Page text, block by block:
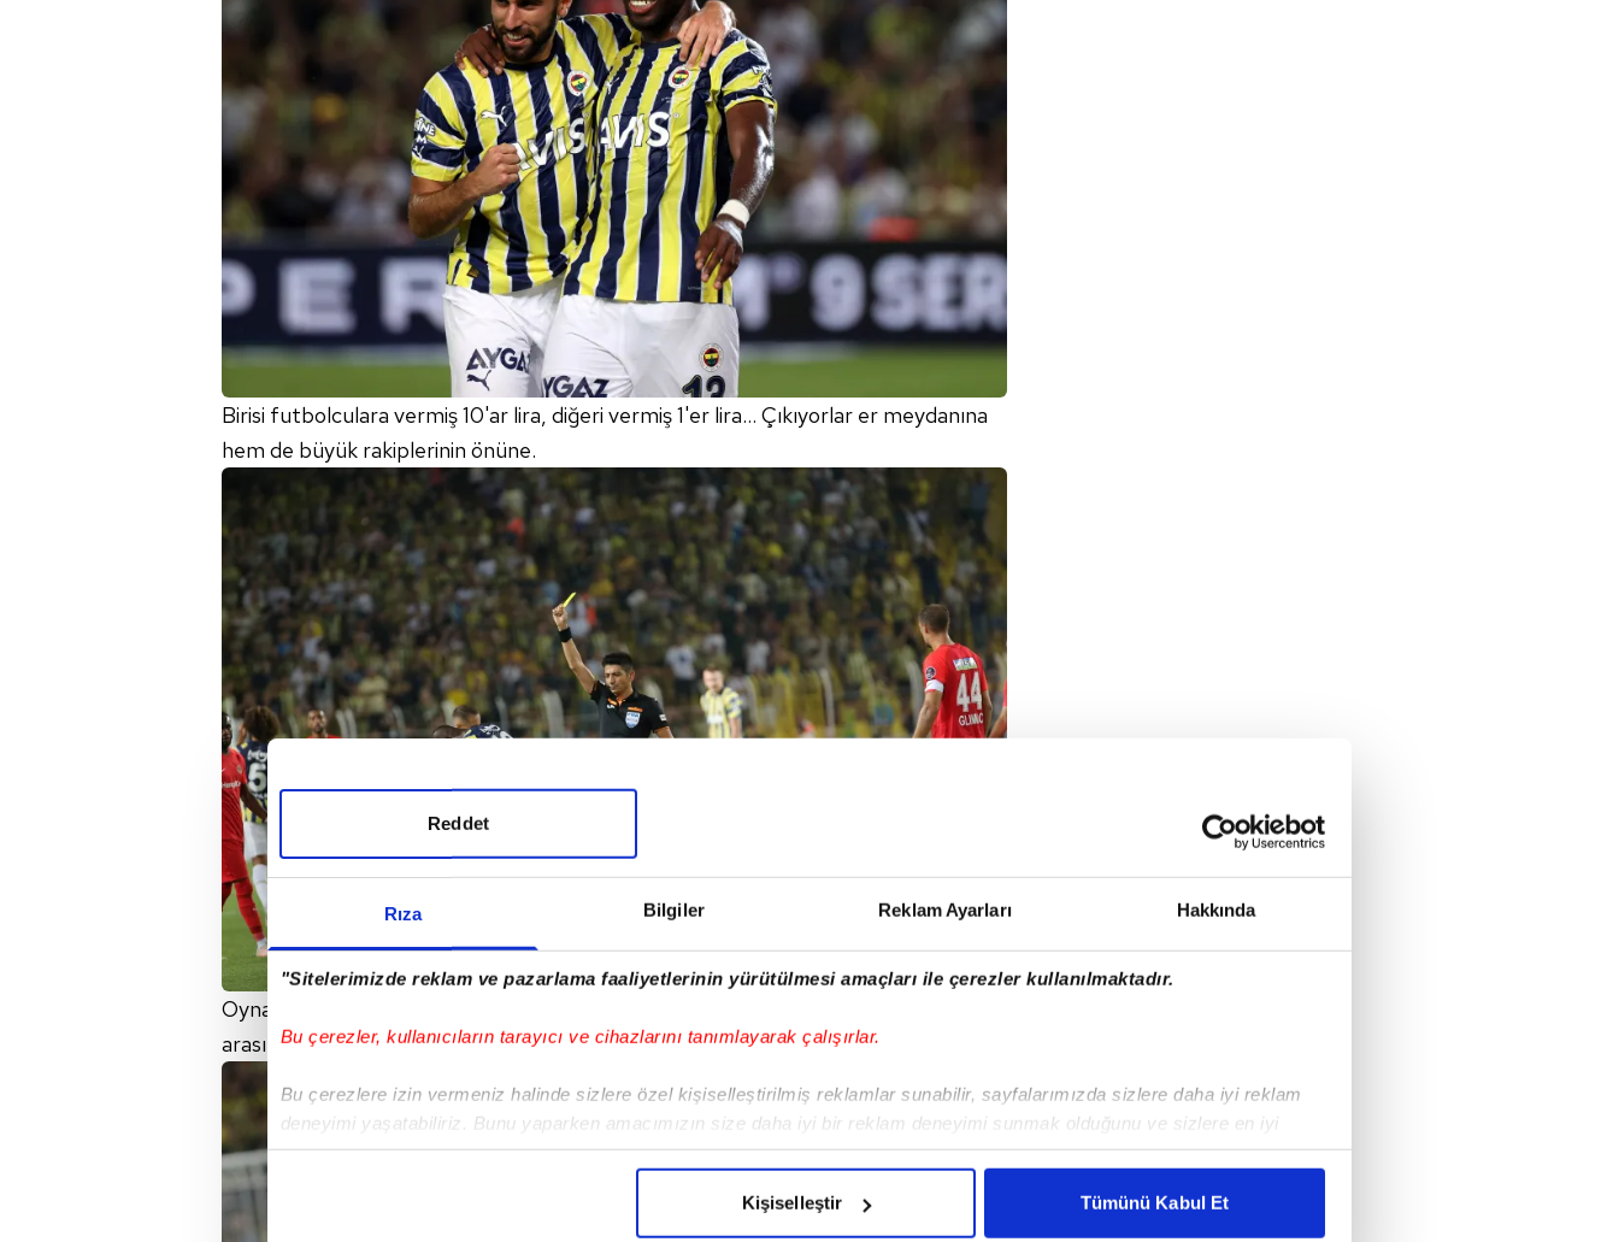
Rıza Bilgiler Reklam Ayarları Hakkında
"Sitelerimizde reklam ve pazarlama faaliyetlerinin yürütülmesi amaçları ile çerezler kullanılmaktadır.
Bu çerezler, kullanıcıların tarayıcı ve cihazlarını tanımlayarak çalışırlar.
Bu çerezlere izin vermeniz halinde sizlere özel kişiselleştirilmiş reklamlar sunabilir, sayfalarımızda sizlere daha iyi reklam
deneyimi yaşatabiliriz. Bunu yaparken amacımızın size daha iyi bir reklam deneyimi sunmak olduğunu ve sizlere en iyi
içerikleri sunabilmek adına elimizden gelen çabayı gösterdiğimizi ve bu noktada, reklamların maliyetlerimizi karşılamak
Reddet
Kişiselleştir Tümünü Kabul Et
Birisi futbolculara vermiş 10'ar lira, diğeri vermiş 1'er lira… Çıkıyorlar er meydanına
hem de büyük rakiplerinin önüne.
Oynanan futbola bakıyorsun, iki takım arasında kalite farkı yok. Futbolcular
arasında farkvar mı ona bakıyorsun, o da yok.